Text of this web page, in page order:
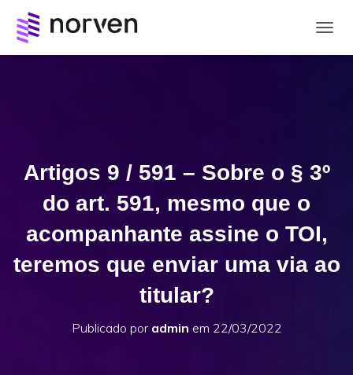
L
A
Ã
Artigos 9 / 591 – Sobre o § 3º
do art. 591, mesmo que o
acompanhante assine o TOI,
teremos que enviar uma via ao
titular?
Publicado por admin em 22/03/2022